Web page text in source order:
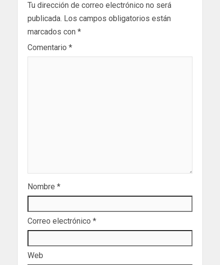
Tu dirección de correo electrónico no será
publicada. Los campos obligatorios están
marcados con *
Comentario *
Nombre *
Correo electrónico *
Web